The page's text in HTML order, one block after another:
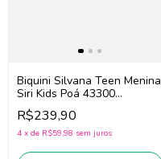
Biquini Silvana Teen Menina
Siri Kids Poá 43300
(Preto/Branco)
R$239,90
4 x de R$59,98 sem juros